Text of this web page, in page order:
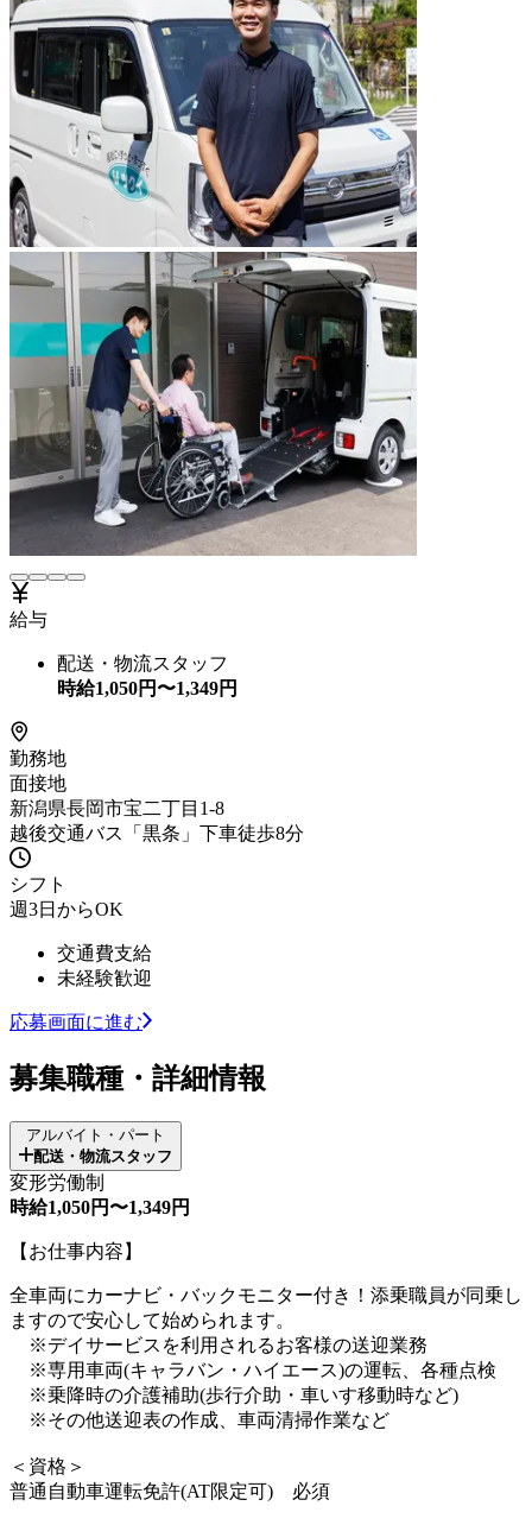
給与
配送・物流スタッフ
時給1,050円〜1,349円
勤務地
面接地
新潟県長岡市宝二丁目1-8
越後交通バス「黒条」下車徒歩8分
シフト
週3日からOK
交通費支給
未経験歓迎
応募画面に進む
募集職種・詳細情報
アルバイト・パート
配送・物流スタッフ
変形労働制
時給1,050円〜1,349円
【お仕事内容】
全車両にカーナビ・バックモニター付き！添乗職員が同乗し
ますので安心して始められます。
※デイサービスを利用されるお客様の送迎業務
※専用車両(キャラバン・ハイエース)の運転、各種点検
※乗降時の介護補助(歩行介助・車いす移動時など)
※その他送迎表の作成、車両清掃作業など
＜資格＞
普通自動車運転免許(AT限定可) 必須